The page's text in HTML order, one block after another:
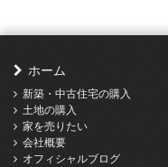
ホーム
新築・中古住宅の購入
土地の購入
家を売りたい
会社概要
オフィシャルブログ